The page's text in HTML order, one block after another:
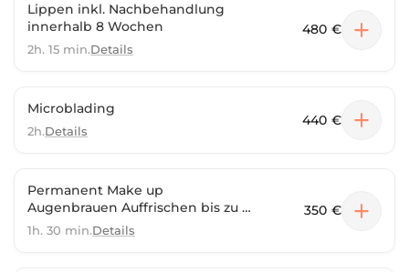
Lippen inkl. Nachbehandlung
innerhalb 8 Wochen
2h. 15 min.Details
480 €
Microblading
2h.Details
440 €
Permanent Make up
Augenbrauen Auffrischen bis zu 2
Jahre
1h. 30 min.Details
350 €